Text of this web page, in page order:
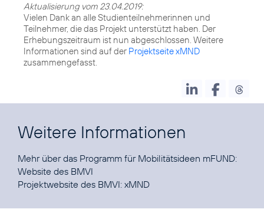
Aktualisierung vom 23.04.2019:
Vielen Dank an alle Studienteilnehmerinnen und
Teilnehmer, die das Projekt unterstützt haben. Der
Erhebungszeitraum ist nun abgeschlossen. Weitere
Informationen sind auf der Projektseite xMND
zusammengefasst.
Weitere Informationen
Mehr über das Programm für Mobilitätsideen mFUND:
Website des BMVI
Projektwebsite des BMVI: xMND